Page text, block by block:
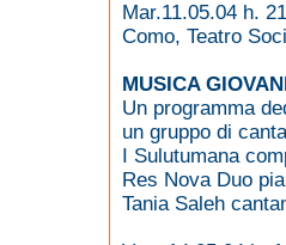
Mar.11.05.04 h. 21
Como, Teatro
MUSICA
Un programma
un gruppo di
I Sulutumana
Res Nova Duo
Tania Saleh